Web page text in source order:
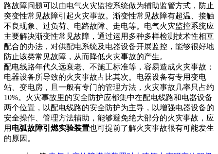
路故障问题可以由电气火灾监控系统做为辅助监管方式，防止
突变性常见故障引起火灾事故。渐变性常见故障有超温、接触
不良现象、过负荷、电路故障、走电等。电气火灾监控系统应
主要解决渐变性常见故障，通过运用多种多样检测技术性相互
配合的办法，对供配电系统及电器设备开展监控，能够很好地
防止该类常见故障，从而降低火灾事故的产生。
配电线路年代久远衰老、不施工标准等，容易造成火灾事故；
电器设备所导致的火灾事故占比其次。电器设备有专用变电
站、变电房，且一般有专门的管理方法，火灾事故几率只占约
10%。火灾事故里的安全防护应都集中在配电线路和电器设备
两个位置，以配电线路的安全防护为主导，以增强电器设备的
安全操作、管理方法辅助，能够避免绝大部分的火灾事故，应
用 电弧故障引燃实验装置也可提前了解火灾事故很有可能发生
的原因。